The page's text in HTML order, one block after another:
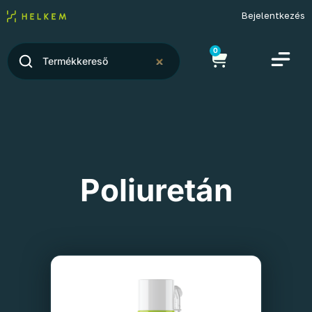
Bejelentkezés
0
Poliuretán